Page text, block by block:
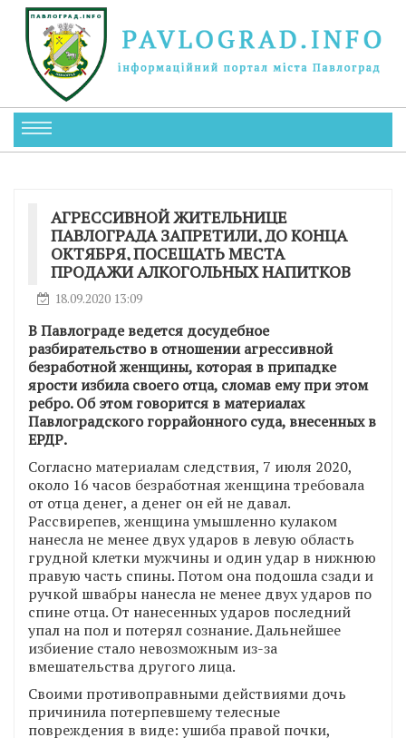
АГРЕССИВНОЙ ЖИТЕЛЬНИЦЕ
ПАВЛОГРАДА ЗАПРЕТИЛИ, ДО КОНЦА
ОКТЯБРЯ, ПОСЕЩАТЬ МЕСТА
ПРОДАЖИ АЛКОГОЛЬНЫХ НАПИТКОВ
18.09.2020 13:09
В Павлограде ведется досудебное
разбирательство в отношении агрессивной
безработной женщины, которая в припадке
ярости избила своего отца, сломав ему при этом
ребро. Об этом говорится в материалах
Павлоградского горрайонного суда, внесенных в
ЕРДР.
Согласно материалам следствия, 7 июля 2020,
около 16 часов безработная женщина требовала
от отца денег, а денег он ей не давал.
Рассвирепев, женщина умышленно кулаком
нанесла не менее двух ударов в левую область
грудной клетки мужчины и один удар в нижнюю
правую часть спины. Потом она подошла сзади и
ручкой швабры нанесла не менее двух ударов по
спине отца. От нанесенных ударов последний
упал на пол и потерял сознание. Дальнейшее
избиение стало невозможным из-за
вмешательства другого лица.
Своими противоправными действиями дочь
причинила потерпевшему телесные
повреждения в виде: ушиба правой почки,